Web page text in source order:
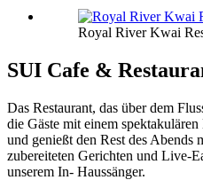
Royal River Kwai
SUI Cafe &
Das Restaurant, das über dem
die Gäste mit einem
und genießt den Rest des Abends
zubereiteten Gerichten und Live-
unserem In- Haussänger.